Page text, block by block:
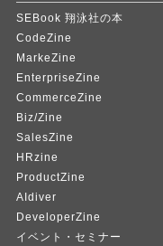
SEBook 翔泳社の本
CodeZine
MarkeZine
EnterpriseZine
CommerceZine
Biz/Zine
SalesZine
HRzine
ProductZine
AIdiver
DeveloperZine
イベント・セミナー